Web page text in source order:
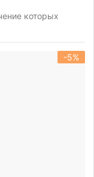
которых
-5%